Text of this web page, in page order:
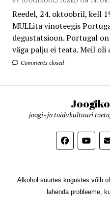
Reedel, 24. oktoobril, kell
MULLita vinoteegis
degustatsioon. Portugal
väga palju ei teata. Meil oli
Comments closed
joogi- ja toidukultuuri
Alkohol suurtes kogustes võib
lahenda probleeme,